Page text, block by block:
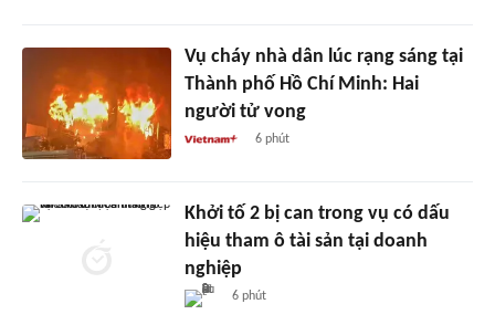
Vụ cháy nhà dân lúc rạng sáng tại
Thành phố Hồ Chí Minh: Hai
người tử vong
6 phút
Khởi tố 2 bị can trong vụ có dấu
hiệu tham ô tài sản tại doanh
nghiệp
6 phút